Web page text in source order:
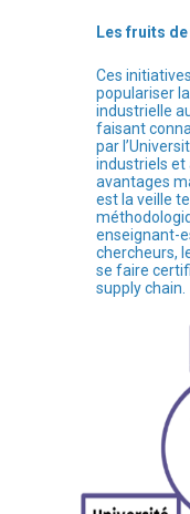
Les fruits
Ces
populariser
industrielle
faisant
par
industriels et
avantages
est la veille
enseignant-
chercheurs,
se faire
supply chain.